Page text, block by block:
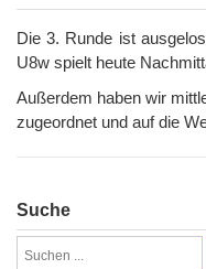
Die 3. Runde ist
U8w spielt heute
Außerdem haben wir
zugeordnet und auf die
Suche